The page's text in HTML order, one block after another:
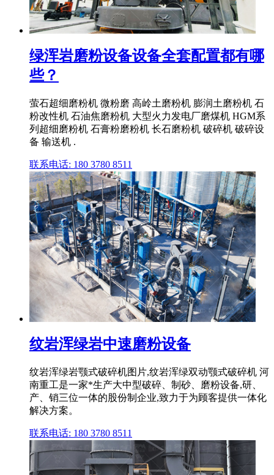
绿浑岩磨粉设备设备全套配置都有哪
些？
萤石超细磨粉机 微粉磨 高岭土磨粉机 膨润土磨粉机 石
粉改性机 石油焦磨粉机 大型火力发电厂磨煤机 HGM系
列超细磨粉机 石膏粉磨粉机 长石磨粉机 破碎机 破碎设
备 输送机 .
联系电话: 180 3780 8511
纹岩浑绿岩中速磨粉设备
纹岩浑绿岩颚式破碎机图片,纹岩浑绿双动颚式破碎机 河
南重工是一家*生产大中型破碎、制砂、磨粉设备,研、
产、销三位一体的股份制企业,致力于为顾客提供一体化
解决方案。
联系电话: 180 3780 8511